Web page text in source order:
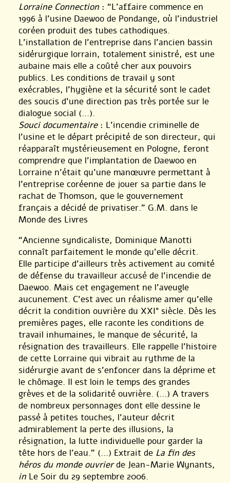
Lorraine Connection : “L’affaire commence en
1996 à l’usine Daewoo de Pondange, où l’industriel
coréen produit des tubes cathodiques.
L’installation de l’entreprise dans l’ancien bassin
sidérurgique lorrain, totalement sinistré, est une
aubaine mais elle a coûté cher aux pouvoirs
publics. Les conditions de travail y sont
exécrables, l’hygiène et la sécurité sont le cadet
des soucis d’une direction pas très portée sur le
dialogue social (...).
Souci documentaire: L’incendie criminelle de
l’usine et le départ précipité de son directeur, qui
réapparaît mystérieusement en Pologne, feront
comprendre que l’implantation de Daewoo en
Lorraine n’était qu’une manœuvre permettant à
l’entreprise coréenne de jouer sa partie dans le
rachat de Thomson, que le gouvernement
français a décidé de privatiser.” G.M. dans le
Monde des Livres
“Ancienne syndicaliste, Dominique Manotti
connaît parfaitement le monde qu’elle décrit.
Elle participe d’ailleurs très activement au comité
de défense du travailleur accusé de l’incendie de
Daewoo. Mais cet engagement ne l’aveugle
aucunement. C’est avec un réalisme amer qu’elle
décrit la condition ouvrière du XXI° siècle. Dès les
premières pages, elle raconte les conditions de
travail inhumaines, le manque de sécurité, la
résignation des travailleurs. Elle rappelle l’histoire
de cette Lorraine qui vibrait au rythme de la
sidérurgie avant de s’enfoncer dans la déprime et
le chômage. Il est loin le temps des grandes
grèves et de la solidarité ouvrière. (...) A travers
de nombreux personnages dont elle dessine le
passé à petites touches, l’auteur décrit
admirablement la perte des illusions, la
résignation, la lutte individuelle pour garder la
tête hors de l’eau.” (...) Extrait de La fin des
héros du monde ouvrierde Jean-Marie Wynants,
in Le Soir du 29 septembre 2006.